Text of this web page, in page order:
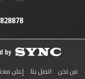
01277893398
من نحن
اتصل بنا إعلن